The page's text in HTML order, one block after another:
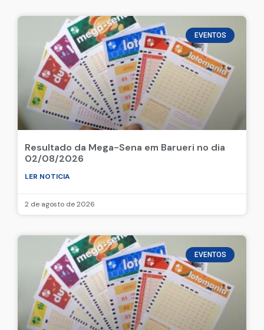
EVENTOS
Resultado da Mega-Sena em Barueri no dia
02/08/2026
LER NOTICIA
2 de agosto de 2026
EVENTOS